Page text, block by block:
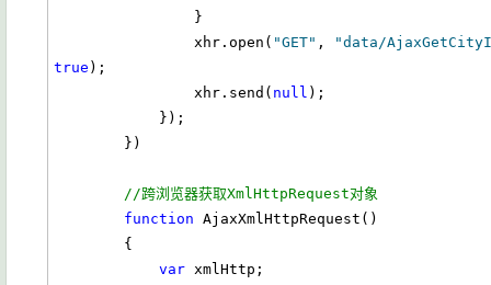
                xhr.open(
"GET" ,
"data/
true );
                xhr.send(
null );
//跨浏览器获取XmlHttpRequest对象
function AjaxXmlHttpRequest()
var xmlHttp;